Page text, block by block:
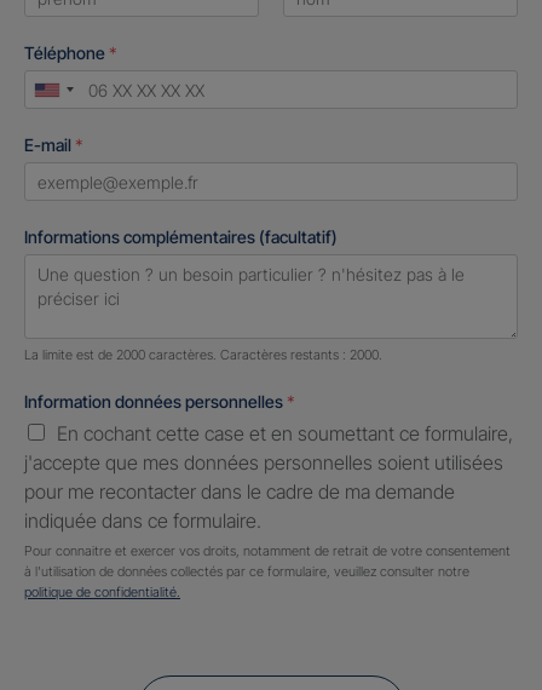
Téléphone *
United
+1
E-mail *
Informations complémentaires (facultatif)
Nombre de caractères restants :2000 caractères restants
La limite est de 2000 caractères. Caractères restants : 2000.
Information données personnelles *
En cochant cette case et en soumettant ce formulaire,
j'accepte que mes données personnelles soient utilisées
pour me recontacter dans le cadre de ma demande
indiquée dans ce formulaire.
Pour connaitre et exercer vos droits, notamment de retrait de votre consentement
à l'utilisation de données collectés par ce formulaire, veuillez consulter notre
politique de confidentialité.